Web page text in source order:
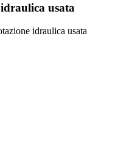
usata
idraulica usata